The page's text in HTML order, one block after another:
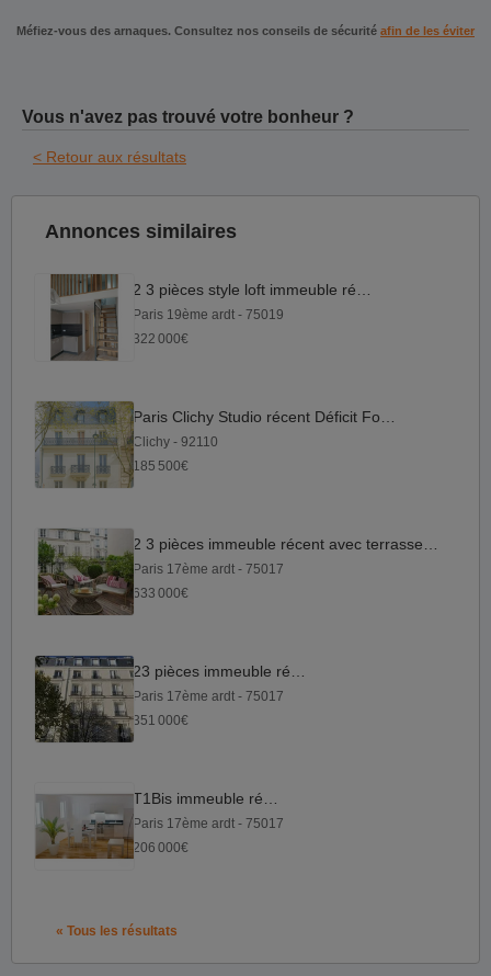
Méfiez-vous des arnaques. Consultez nos conseils de sécurité afin de les éviter
Vous n'avez pas trouvé votre bonheur ?
< Retour aux résultats
Annonces similaires
Paris 19ème ardt - 75019
322 000€
Clichy - 92110
185 500€
Paris 17ème ardt - 75017
633 000€
Paris 17ème ardt - 75017
351 000€
Paris 17ème ardt - 75017
206 000€
« Tous les résultats